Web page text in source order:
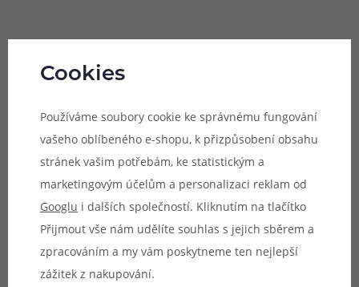
Líbil se vám tento článek? Pošlete
ho dál...
Cookies
Používáme soubory cookie ke správnému fungování
vašeho oblíbeného e-shopu, k přizpůsobení obsahu
stránek vašim potřebám, ke statistickým a
marketingovým účelům a personalizaci reklam od
Googlu i dalších společností. Kliknutím na tlačítko
Přijmout vše nám udělíte souhlas s jejich sběrem a
zpracováním a my vám poskytneme ten nejlepší
zážitek z nakupování.